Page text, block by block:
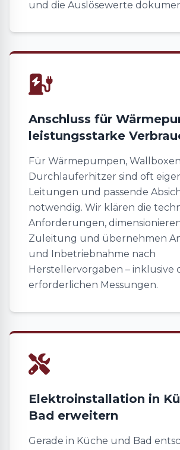
und die Auslösewerte
Anschluss für
leistungsstarke
Für Wärmepumpen,
Durchlauferhitzer sind oft
Leitungen und passende
notwendig. Wir klären die
Anforderungen,
Zuleitung und übernehmen
und Inbetriebnahme nach
Herstellervorgaben – inklusive
erforderlichen Messungen.
Elektroinstallation in
Bad erweitern
Gerade in Küche und Bad